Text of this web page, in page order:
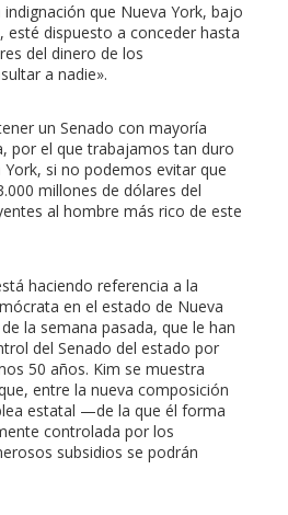
que Nueva York, bajo
esté dispuesto a conceder hasta
del dinero de los
a nadie».
un Senado con mayoría
por el que trabajamos tan duro
si no podemos evitar que
millones de dólares del
al hombre más rico de este
haciendo referencia a la
en el estado de Nueva
la semana pasada, que le han
del Senado del estado por
50 años. Kim se muestra
entre la nueva composición
estatal —de la que él forma
controlada por los
subsidios se podrán